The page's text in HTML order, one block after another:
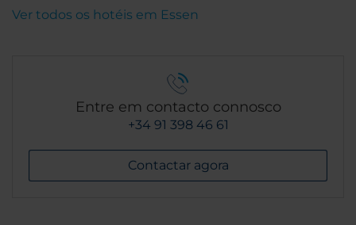
Ver todos os hotéis em Essen
Entre em contacto connosco
+34 91 398 46 61
Contactar agora